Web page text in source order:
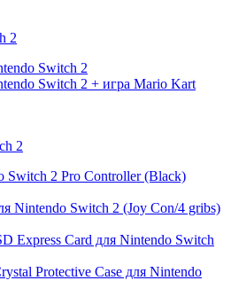
2
Switch 2
Switch 2 + игра Mario Kart
2
Switch 2 Pro Controller (Black)
Nintendo Switch 2 (Joy Con/4 gribs)
Express Card для Nintendo Switch
Protective Case для Nintendo